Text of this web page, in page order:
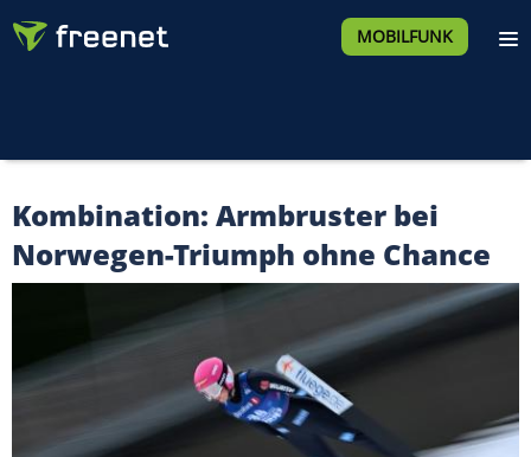
MOBILFUNK
Kombination: Armbruster bei
Norwegen-Triumph ohne Chance